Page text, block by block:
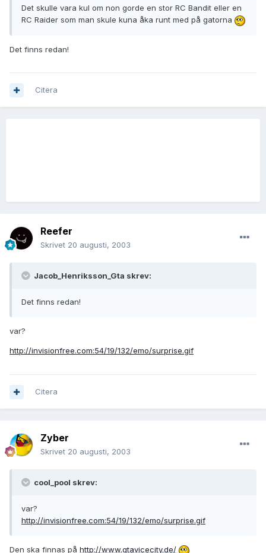
Det skulle vara kul om non gorde en stor RC Bandit eller en
RC Raider som man skule kuna åka runt med på gatorna
Det finns redan!
Citera
Reefer
Skrivet 20 augusti, 2003
Jacob_Henriksson_Gta skrev:
Det finns redan!
var?
http://invisionfree.com:54/19/132/emo/surprise.gif
Citera
Zyber
Skrivet 20 augusti, 2003
cool_pool skrev:
var?
http://invisionfree.com:54/19/132/emo/surprise.gif
Den ska finnas på http://www.gtavicecity.de/